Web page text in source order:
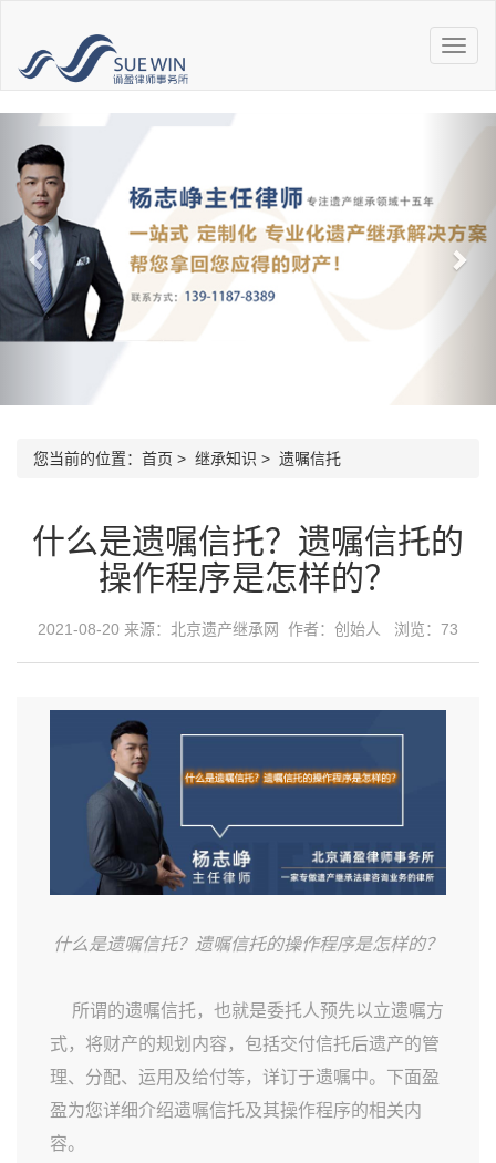
您当前的位置： 首页 > 继承知识 > 遗嘱信托
什么是遗嘱信托？遗嘱信托的
操作程序是怎样的？
2021-08-20 来源： 北京遗产继承网 作者：创始人 浏览：73
什么是遗嘱信托？遗嘱信托的操作程序是怎样的？
所谓的遗嘱信托，也就是委托人预先以立遗嘱方
式，将财产的规划内容，包括交付信托后遗产的管
理、分配、运用及给付等，详订于遗嘱中。下面盈
盈为您详细介绍遗嘱信托及其操作程序的相关内
容。